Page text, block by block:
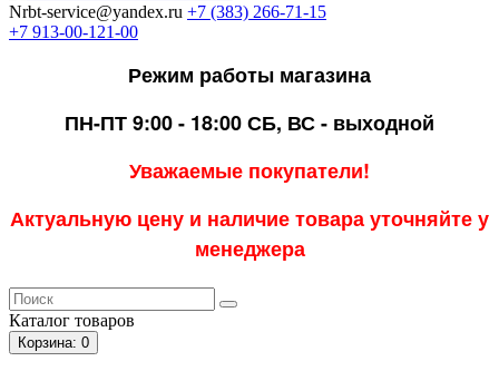
Nrbt-service@yandex.ru +7 (383) 266-71-15
+7 913-00-121-00
Режим работы магазина
ПН-ПТ 9:00 - 18:00СБ, ВС - выходной
Уважаемые покупатели!
Актуальную цену и наличие товара уточняйте у
менеджера
Каталог товаров
Корзина: 0